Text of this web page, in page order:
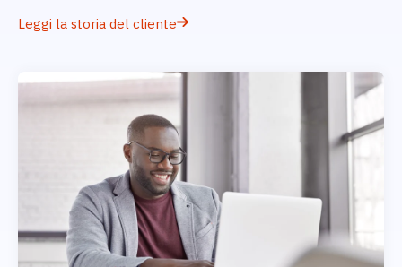
Leggi la storia del cliente